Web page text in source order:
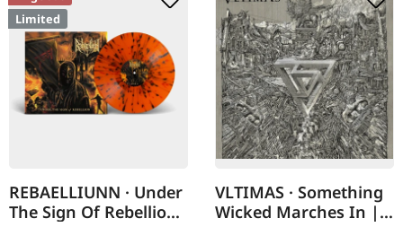
Limited
REBAELLIUNN · Under
The Sign Of Rebellion
VLTIMAS · Something
Wicked Marches In |